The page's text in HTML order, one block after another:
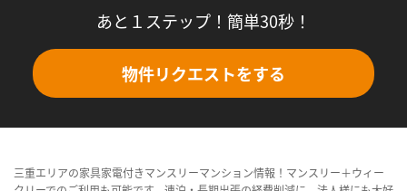
あと１ステップ！簡単30秒！
物件リクエストをする
三重エリアの家具家電付きマンスリーマンション情報！マンスリー＋ウィー